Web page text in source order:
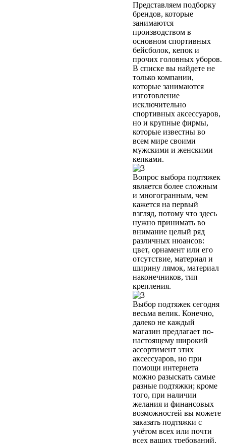
Представляем подборку
брендов, которые
занимаются
производством в
основном спортивных
бейсболок, кепок и
прочих головных уборов.
В списке вы найдете не
только компании,
которые занимаются
изготовление
исключительно
спортивных аксессуаров,
но и крупные фирмы,
которые известны во
всем мире своими
мужскими и женскими
кепками.
Вопрос выбора подтяжек
является более сложным
и многогранным, чем
кажется на первый
взгляд, потому что здесь
нужно принимать во
внимание целый ряд
различных нюансов:
цвет, орнамент или его
отсутствие, материал и
ширину лямок, материал
наконечников, тип
крепления.
Выбор подтяжек сегодня
весьма велик. Конечно,
далеко не каждый
магазин предлагает по-
настоящему широкий
ассортимент этих
аксессуаров, но при
помощи интернета
можно разыскать самые
разные подтяжки; кроме
того, при наличии
желания и финансовых
возможностей вы можете
заказать подтяжки с
учётом всех или почти
всех ваших требований.